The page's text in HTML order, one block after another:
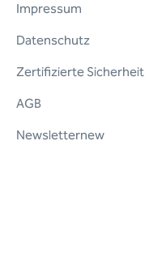
Impressum
Datenschutz
Zertifizierte Sicherheit
AGB
Newsletternew